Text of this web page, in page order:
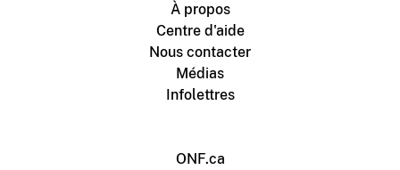
À propos
Centre d'aide
Nous contacter
Médias
Infolettres
ONF.ca